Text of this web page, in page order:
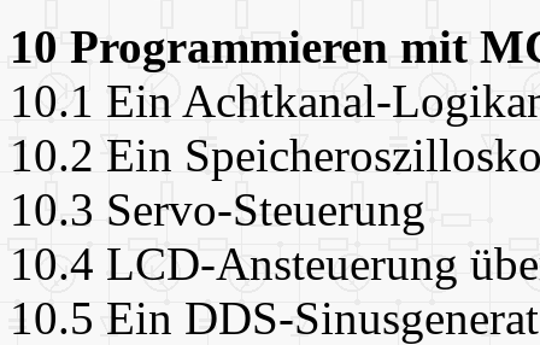
10 Programmieren mit
10.1 Ein Achtkanal-
10.2 Ein
10.3 Servo-Steuerung
10.4 LCD-Ansteuerung
10.5 Ein DDS-